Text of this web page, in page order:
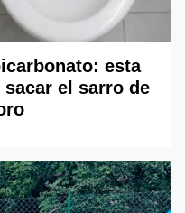
esta
sacar el sarro de